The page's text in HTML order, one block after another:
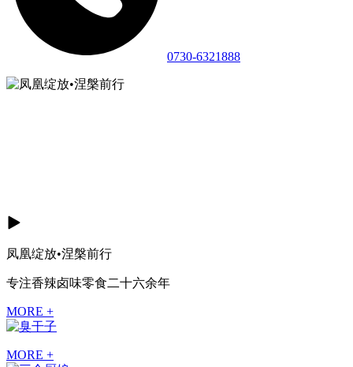
0730-6321888
凤凰绽放•涅槃前行
专注香辣卤味零食二十六余年
MORE +
MORE +